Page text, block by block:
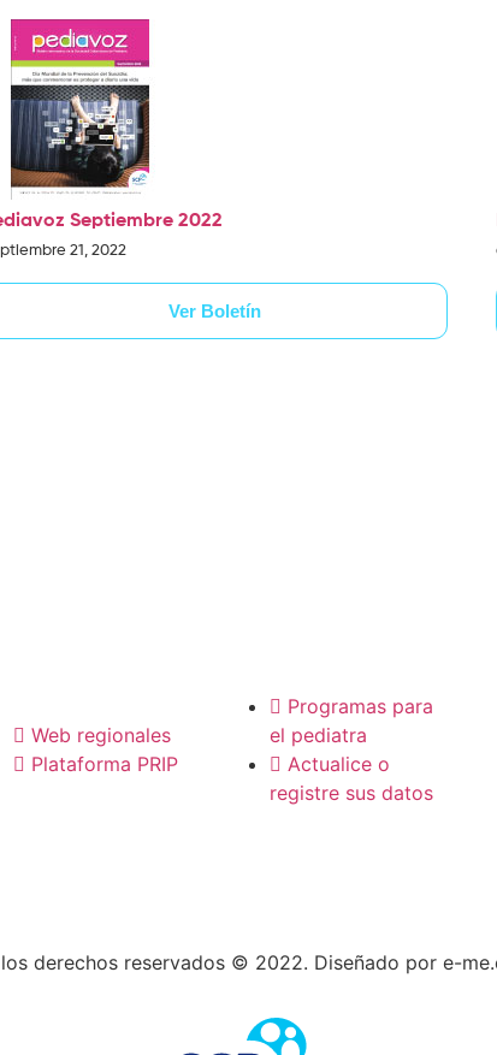
Septiembre 2022
21, 2022
Ver Boletín
Web regionales
Plataforma PRIP
Programas para
el pediatra
Actualice o
registre sus datos
derechos reservados © 2022. Diseñado por e-